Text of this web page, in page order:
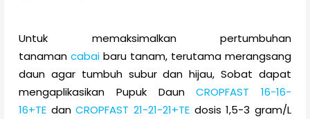
Untuk memaksimalkan pertumbuhan
tanaman cabaibaru tanam, terutama merangsang
daun agar tumbuh subur dan hijau, Sobat dapat
mengaplikasikan Pupuk DaunCROPFAST 16-16-
16+TEdanCROPFAST 21-21-21+TE dosis 1,5-3 gram/L